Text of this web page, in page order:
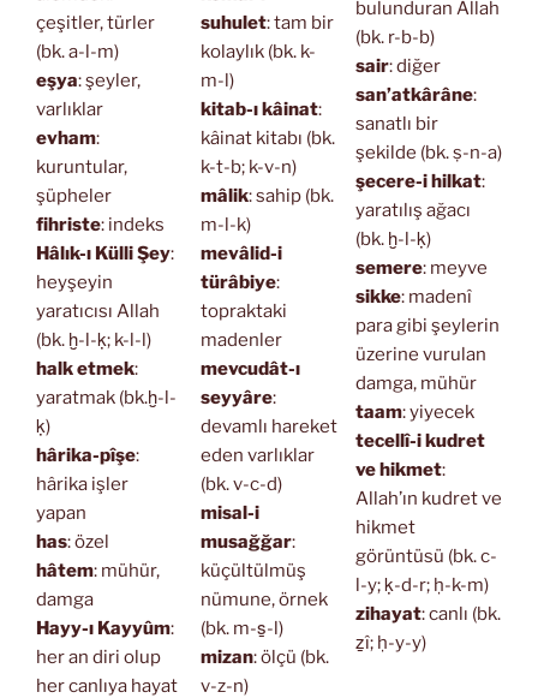
çeşitler, türler
(bk. a-l-m)
eşya: şeyler,
varlıklar
evham:
kuruntular,
şüpheler
fihriste: indeks
Hâlık-ı Külli Şey:
heyşeyin
yaratıcısı Allah
(bk. ḫ-l-ḳ; k-l-l)
halk etmek:
yaratmak (bk.ḫ-l-
ḳ)
hârika-pîşe:
hârika işler
yapan
has: özel
hâtem: mühür,
damga
Hayy-ı Kayyûm:
her an diri olup
her canlıya hayat
suhulet: tam bir
kolaylık (bk. k-
m-l)
kitab-ı kâinat:
kâinat kitabı (bk.
k-t-b; k-v-n)
mâlik: sahip (bk.
m-l-k)
mevâlid-i
türâbiye:
topraktaki
madenler
mevcudât-ı
seyyâre:
devamlı hareket
eden varlıklar
(bk. v-c-d)
misal-i
musağğar:
küçültülmüş
nümune, örnek
(bk. m-s̱-l)
mizan: ölçü (bk.
v-z-n)
bulunduran Allah
(bk. r-b-b)
sair: diğer
san’atkârâne:
sanatlı bir
şekilde (bk. ṣ-n-a)
şecere-i hilkat:
yaratılış ağacı
(bk. ḫ-l-ḳ)
semere: meyve
sikke: madenî
para gibi şeylerin
üzerine vurulan
damga, mühür
taam: yiyecek
tecellî-i kudret
ve hikmet:
Allah’ın kudret ve
hikmet
görüntüsü (bk. c-
l-y; ḳ-d-r; ḥ-k-m)
zihayat: canlı (bk.
ẕî; ḥ-y-y)